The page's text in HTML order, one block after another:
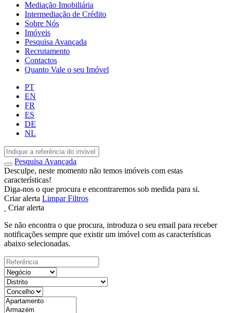
Mediação Imobiliária
Intermediação de Crédito
Sobre Nós
Imóveis
Pesquisa Avançada
Recrutamento
Contactos
Quanto Vale o seu Imóvel
PT
EN
FR
ES
DE
NL
Pesquisa Avançada
Desculpe, neste momento não temos imóveis com estas
características!
Diga-nos o que procura e encontraremos sob medida para si.
Criar alerta Limpar Filtros
Criar alerta
Se não encontra o que procura, introduza o seu email para receber
notificações sempre que existir um imóvel com as características
abaixo selecionadas.